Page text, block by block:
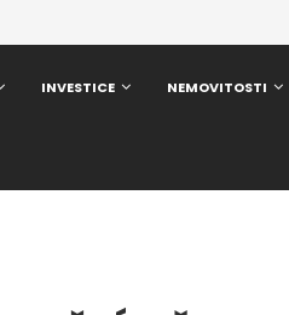
INVESTICE NEMOVITOSTI